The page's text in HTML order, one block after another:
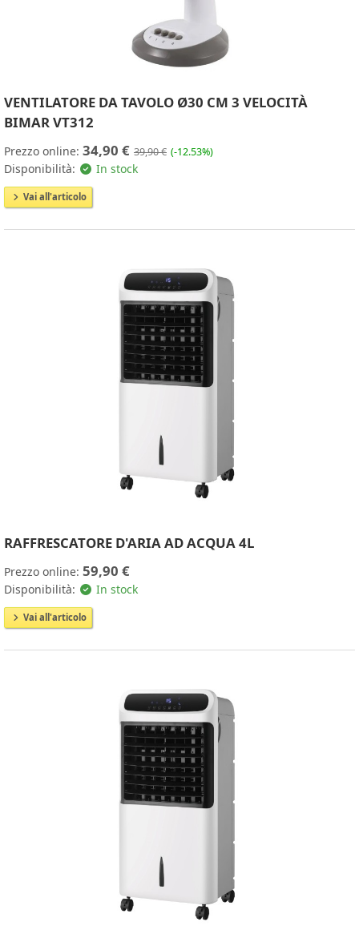
VENTILATORE DA TAVOLO Ø30 CM 3 VELOCITÀ
BIMAR VT312
Prezzo online: 34,90 € 39,90 € (-12.53%)
Disponibilità: In stock
Vai all'articolo
RAFFRESCATORE D'ARIA AD ACQUA 4L
Prezzo online: 59,90 €
Disponibilità: In stock
Vai all'articolo